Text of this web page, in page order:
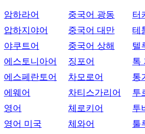
암하라어
압하지야어
야쿠트어
에스토니아어
에스페란토어
에웨어
영어
영어 미국
중국어 광동
중국어 대만
중국어 상해
징포어
차모로어
차티스가리어
체로키어
체와어
터
테
텔
톡
통
투
투
툴